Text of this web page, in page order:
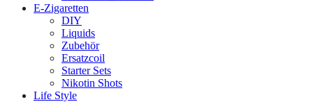
E-Zigaretten
DIY
Liquids
Zubehör
Ersatzcoil
Starter Sets
Nikotin Shots
Life Style